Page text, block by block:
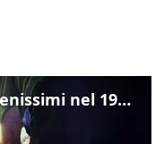
Ecco il tanko usato dai Serenissimi nel 1997 per il blitz a San Marco